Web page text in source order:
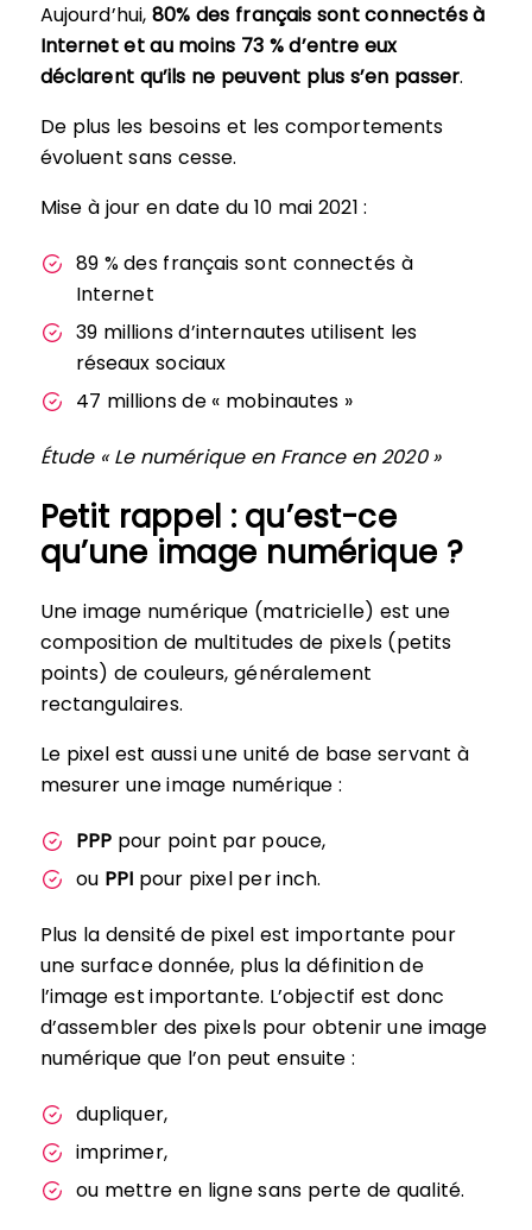
Aujourd’hui,80% des français sont connectés à
Internet et au moins 73 % d’entre eux
déclarent qu’ils ne peuvent plus s’en passer.
De plus les besoins et les comportements
évoluent sans cesse.
Mise à jour en date du 10 mai 2021 :
89 % des français sont connectés à
Internet
39 millions d’internautes utilisent les
réseaux sociaux
47 millions de « mobinautes »
Étude « Le numérique en France en 2020 »
Petit rappel : qu’est-ce
qu’une image numérique ?
Une image numérique (matricielle) est une
composition de multitudes de pixels (petits
points) de couleurs, généralement
rectangulaires.
Le pixel est aussi une unité de base servant à
mesurer une image numérique :
PPP pour point par pouce,
ou PPI pour pixel per inch.
Plus la densité de pixel est importante pour
une surface donnée, plus la définition de
l’image est importante. L’objectif est donc
d’assembler des pixels pour obtenir une image
numérique que l’on peut ensuite :
dupliquer,
imprimer,
ou mettre en ligne sans perte de qualité.